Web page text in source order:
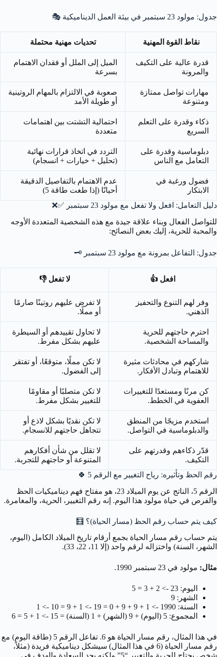
جدول: مولود 23 سبتمبر في بيئة العمل الديناميكية 🎭
نقاط القوة المهنية تحديات مهنية محتملة
قدرة عالية على التكيف
والمرونة
الميل إلى الملل أو فقدان الاهتمام
بسرعة
مهارات تواصل ممتازة
ومتنوعة
صعوبة في الالتزام بالمهام الروتينية
أو طويلة الأمد
ذكاء وقدرة على التعلم
السريع
احتمالية التشتت بين اهتمامات
متعددة
دبلوماسية وقدرة على
التعامل مع الناس
التردد في اتخاذ قرارات نهائية
(تحليل + خيارات + انسجام)
فضول ورغبة في
الابتكار
عدم الاهتمام بالتفاصيل الدقيقة
أحيانًا (إذا طغت طاقة 5)
دليل التعامل: افعل ولا تفعل مع مولود 23 سبتمبر ✅❌
للتواصل الفعال وبناء علاقة جيدة مع هذه الشخصية المتعددة الأوجه
والمحبة للحرية، إليك بعض النصائح:
جدول: التفاعل بمرونة مع مولود 23 سبتمبر 🗝️
افعل 👍 لا تفعل 👎
وفر لهم التنوع والتحفيز
الذهني.
لا تفرض عليهم روتينًا صارمًا
أو مملًا.
احترم حاجتهم للحرية
والمساحة الشخصية.
لا تحاول تقييدهم أو السيطرة
عليهم بشكل مفرط.
شاركهم في محادثات مثيرة
للاهتمام وتبادل الأفكار.
لا تكن مملًا، متوقعًا، أو تفتقر
إلى الفضول.
كن مرنًا ومستعدًا للتغييرات
العفوية في الخطط.
لا تكن متصلبًا أو مقاومًا
للتغيير بشكل مفرط.
استخدم مزيجًا من المنطق
والدبلوماسية في التواصل.
لا تكن نقديًا بشكل لاذع أو
تتجاهل حاجتهم للانسجام.
قدّر ذكاءهم وقدرتهم على
التكيف.
لا تقلل من شأن أفكارهم
المتنوعة أو حاجتهم للتجربة.
رقم الحظ وتأثيره: رياح التغيير مع الرقم 5 🍀
الرقم 5، الناتج عن يوم الميلاد 23، هو مفتاح فهم ديناميكيات الحظ
والفرص في حياة مولود هذا اليوم. إنه رقم التغيير، الحرية، والمغامرة.
كيف يتم حساب رقم الحظ (مسار الحياة)؟ 🧮
يتم حساب رقم مسار الحياة بجمع أرقام تاريخ الميلاد الكامل (اليوم،
الشهر، السنة) واختزاله لرقم واحد (إلا 11، 22، 33).
مثال: مولود في 23 سبتمبر 1990.
اليوم: 23 -> 2 + 3 = 5
الشهر: 9
السنة: 1990 -> 1 + 9 + 9 + 0 = 19 -> 1 + 9 = 10 -> 1
المجموع: 5 (اليوم) + 9 (الشهر) + 1 (السنة) = 15 -> 1 + 5 = 6
في هذا المثال، رقم مسار الحياة هو 6. تفاعل الرقم 5 (طاقة اليوم) مع
رقم مسار الحياة (6 في هذا المثال) سيشكل ديناميكية فريدة (مثلاً،